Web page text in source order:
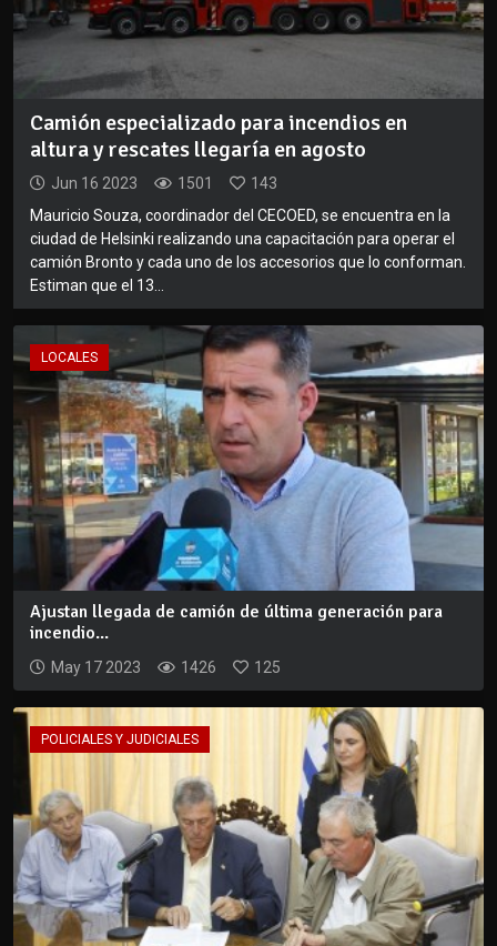
Camión especializado para incendios en
altura y rescates llegaría en agosto
Jun 16 2023 1501
143
Mauricio Souza, coordinador del CECOED, se encuentra en la
ciudad de Helsinki realizando una capacitación para operar el
camión Bronto y cada uno de los accesorios que lo conforman.
Estiman que el 13...
LOCALES
Ajustan llegada de camión de última generación para
incendio...
May 17 2023 1426 125
POLICIALES Y JUDICIALES